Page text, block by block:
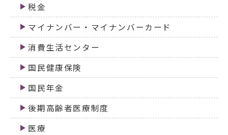
税金
マイナンバー・マイナンバーカード
消費生活センター
国民健康保険
国民年金
後期高齢者医療制度
医療